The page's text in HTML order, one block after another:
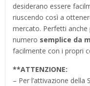
desiderano essere
riuscendo così a
mercato. Perfetti anche
numero semplice da
facilmente con i propri
**ATTENZIONE:
– Per l’attivazione